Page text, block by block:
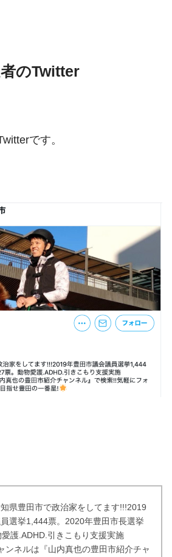
のTwitter
です。
県豊田市で政治家をしてます!!!2019
選挙1,444票。2020年豊田市長選挙
護.ADHD.引きこもり支援実施
ンネルは『山内真也の豊田市紹介チャ